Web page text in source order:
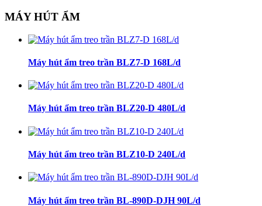
MÁY HÚT ẨM
Máy hút ẩm treo trần BLZ7-D 168L/d
Máy hút ẩm treo trần BLZ20-D 480L/d
Máy hút ẩm treo trần BLZ10-D 240L/d
Máy hút ẩm treo trần BL-890D-DJH 90L/d